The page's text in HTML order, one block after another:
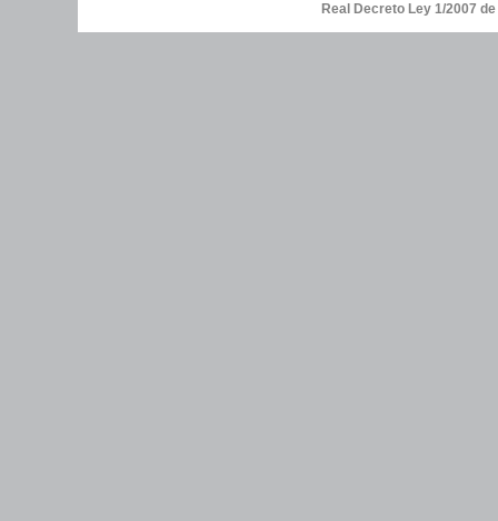
Real Decreto Ley 1/2007